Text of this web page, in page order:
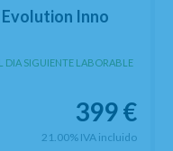
Inno
DIA SIGUIENTE LABORABLE
399€
21.00% IVA incluido